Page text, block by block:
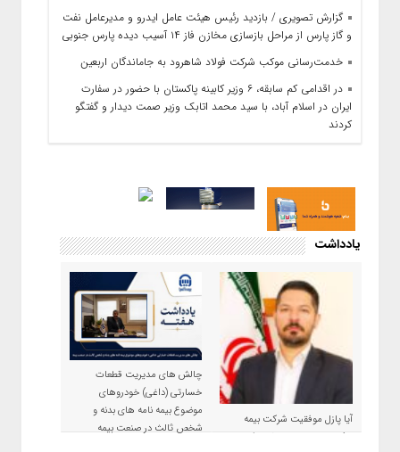
گزارش تصویری / بازدید رئیس هیئت عامل ایدرو و مدیرعامل نفت
و گاز پارس از مراحل بازسازی مخازن فاز ۱۴ آسیب دیده پارس جنوبی
خدمت‌رسانی موکب شرکت فولاد شاهرود به جاماندگان اربعین
در اقدامی کم سابقه، ۶ وزیر کابینه پاکستان با حضور در سفارت
ایران در اسلام آباد، با سید محمد اتابک وزیر صمت دیدار و گفتگو
کردند
یادداشت
آیا پازل موفقیت شرکت بیمه
حکمت صبا در سال ۱۴۰۵ کامل می
چالش های مدیریت قطعات
خسارتی (داغی) خودروهای
موضوع بیمه نامه های بدنه و
شخص ثالث در صنعت بیمه